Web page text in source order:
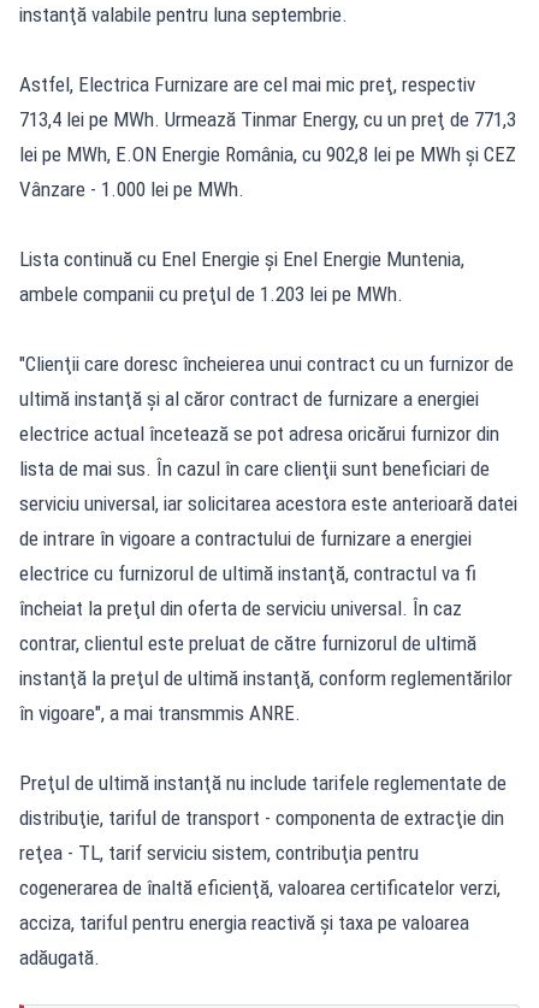
instanţă valabile pentru luna septembrie.
Astfel, Electrica Furnizare are cel mai mic preţ, respectiv
713,4 lei pe MWh. Urmează Tinmar Energy, cu un preţ de 771,3
lei pe MWh, E.ON Energie România, cu 902,8 lei pe MWh şi CEZ
Vânzare - 1.000 lei pe MWh.
Lista continuă cu Enel Energie şi Enel Energie Muntenia,
ambele companii cu preţul de 1.203 lei pe MWh.
"Clienţii care doresc încheierea unui contract cu un furnizor de
ultimă instanţă şi al căror contract de furnizare a energiei
electrice actual încetează se pot adresa oricărui furnizor din
lista de mai sus. În cazul în care clienţii sunt beneficiari de
serviciu universal, iar solicitarea acestora este anterioară datei
de intrare în vigoare a contractului de furnizare a energiei
electrice cu furnizorul de ultimă instanţă, contractul va fi
încheiat la preţul din oferta de serviciu universal. În caz
contrar, clientul este preluat de către furnizorul de ultimă
instanţă la preţul de ultimă instanţă, conform reglementărilor
în vigoare", a mai transmmis ANRE.
Preţul de ultimă instanţă nu include tarifele reglementate de
distribuţie, tariful de transport - componenta de extracţie din
reţea - TL, tarif serviciu sistem, contribuţia pentru
cogenerarea de înaltă eficienţă, valoarea certificatelor verzi,
acciza, tariful pentru energia reactivă şi taxa pe valoarea
adăugată.